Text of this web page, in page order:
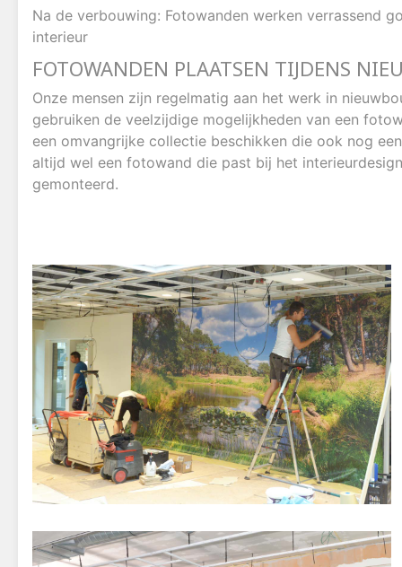
Na de verbouwing: Fotowanden werken verrassend
interieur
FOTOWANDEN PLAATSEN TIJDENS
Onze mensen zijn regelmatig aan het werk in
gebruiken de veelzijdige mogelijkheden van een
een omvangrijke collectie beschikken die ook nog
altijd wel een fotowand die past bij het
gemonteerd.